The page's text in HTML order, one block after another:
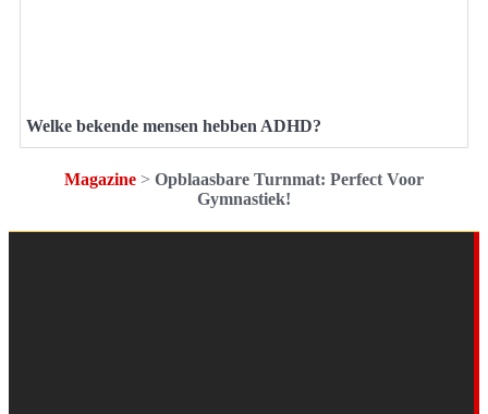
Welke bekende mensen hebben ADHD?
Magazine > Opblaasbare Turnmat: Perfect Voor
Gymnastiek!